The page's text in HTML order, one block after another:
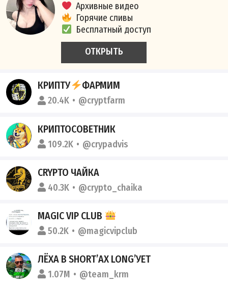
Архивные видео
Горячие сливы
Бесплатный доступ
ОТКРЫТЬ
КРИПТУ ФАРМИМ
20.4K @cryptfarm
КРИПТОСОВЕТНИК
109.2K @crypadvis
CRYPTO ЧАЙКА
40.3K @crypto_chaika
MAGIC VIP CLUB
50.2K @magicvipclub
ЛЁХА В SHORT’АХ LONG’УЕТ
1.07M @team_krm